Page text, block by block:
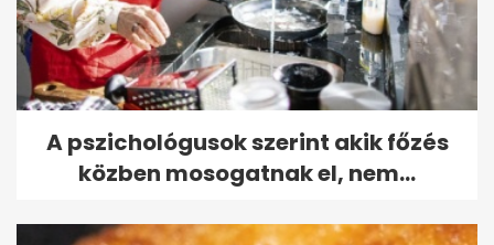
A pszichológusok szerint akik főzés
közben mosogatnak el, nem...